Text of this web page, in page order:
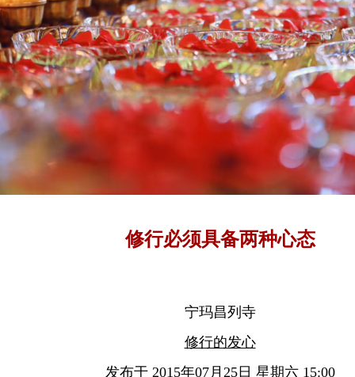
修行必须具备两种心态
宁玛昌列寺
修行的发心
发布于 2015年07月25日 星期六 15:00